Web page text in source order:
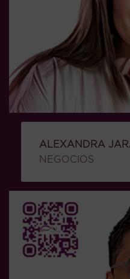
ALEXANDRA
NEGOCIOS